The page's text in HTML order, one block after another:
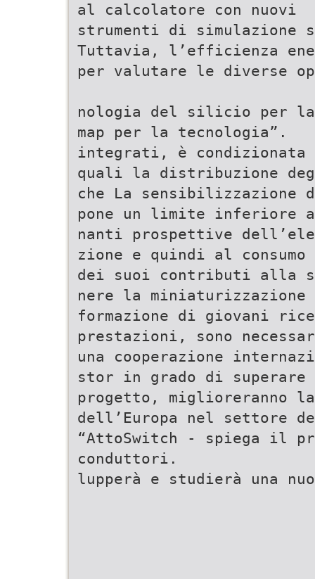
al calcolatore con nuovi
strumenti di simulazione
Tuttavia, l’efficienza
per valutare le diverse
nologia del silicio per
map per la tecnologia”.
integrati, è condizionata
quali la distribuzione
che La
pone un limite inferiore
nanti prospettive
zione e quindi al
dei suoi contributi alla
nere la
formazione di giovani
prestazioni, sono
una cooperazione
stor in grado di
progetto, miglioreranno
dell’Europa nel settore
“AttoSwitch - spiega il
conduttori.
lupperà e studierà una